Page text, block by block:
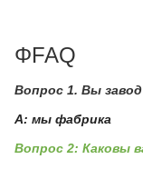
ΦFAQ
Вопрос 1. Вы
А: мы фабрика
Вопрос 2: Каковы